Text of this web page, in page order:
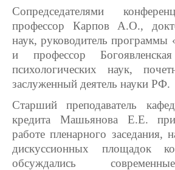
Сопредседателями
профессор Карпов А.О.,
наук, руководитель
и профессор
психологических наук,
заслуженный деятель науки РФ.
Старший преподаватель
кредита Машьянова Е.Е.
работе пленарного заседания,
дискуссионных площадок
обсуждались